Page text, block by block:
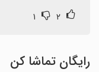
۲ ۱
رایگان تماشا کن